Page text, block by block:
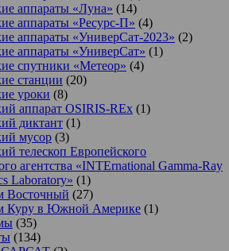
аппараты «Луна» (14)
аппараты «Ресурс-П» (4)
аппараты «УниверСат-2023» (2)
аппараты «УниверСат» (1)
спутники «Метеор» (4)
станции (20)
уроки (8)
аппарат OSIRIS-REx (1)
диктант (1)
мусор (3)
телескоп Европейского
агентства «INTErnational Gamma-Ray
Laboratory» (1)
Восточный (27)
Куру в Южной Америке (1)
(35)
(134)